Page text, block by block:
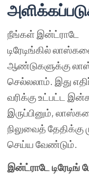
நீங்கள் இன்ட்ராடே
டிரேடிங்கில்
ஆண்டுகளுக்கு
செல்லலாம். இது
வரிக்கு உட்பட்ட
இருப்பினும்,
நிலுவைத்
செய்ய வேண்டும்.
இன்ட்ராடே டிரேடிங்